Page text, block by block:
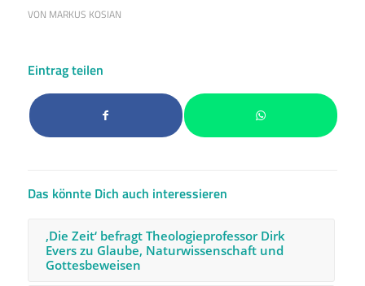
VON MARKUS KOSIAN
Eintrag teilen
Das könnte Dich auch interessieren
‚Die Zeit‘ befragt Theologieprofessor Dirk
Evers zu Glaube, Naturwissenschaft und
Gottesbeweisen